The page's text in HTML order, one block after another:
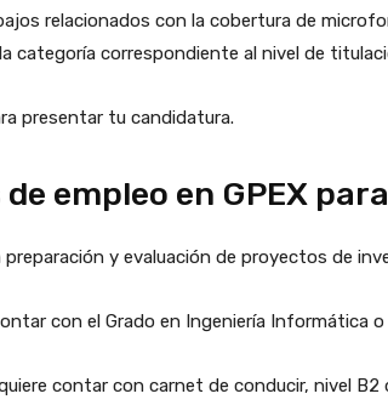
relacionados con la cobertura de
categoría correspondiente al nivel de
presentar tu candidatura.
empleo en GPEX
preparación y evaluación de proyectos de
con el Grado en Ingeniería Informática
contar con carnet de conducir, nivel